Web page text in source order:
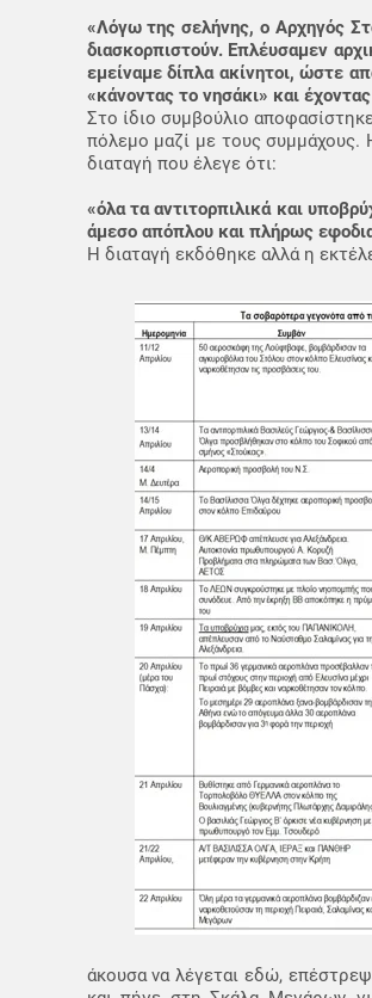
«Λόγω της σελήνης, ο Αρχηγός
διασκορπιστούν. Επλέυσαμεν
εμείναμε δίπλα ακίνητοι, ώστε
«κάνοντας το νησάκι» και
Στο ίδιο συμβούλιο
πόλεμο μαζί με τους
διαταγή που έλεγε ότι:
«όλα τα αντιτορπιλικά και
άμεσο απόπλου και πλήρως
Η διαταγή εκδόθηκε αλλά η
άκουσα να λέγεται εδώ,